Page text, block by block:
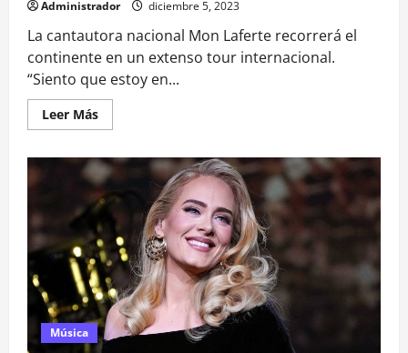
Administrador diciembre 5, 2023
La cantautora nacional Mon Laferte recorrerá el
continente en un extenso tour internacional.
“Siento que estoy en...
Leer MásLeer
más
Mon
Laferte
vuelve
a
Chile
con
gira
internacional:
se
presentará
en
4
ciudades
del
país
Música